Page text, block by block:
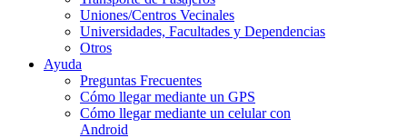
Uniones/Centros Vecinales
Universidades, Facultades y Dependencias
Otros
Ayuda
Preguntas Frecuentes
Cómo llegar mediante un GPS
Cómo llegar mediante un celular con
Android